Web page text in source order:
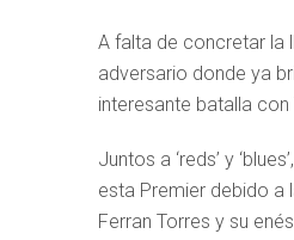
A falta de concretar la
adversario donde ya
interesante batalla con
Juntos a ‘reds’ y
esta Premier debido a
Ferran Torres y su